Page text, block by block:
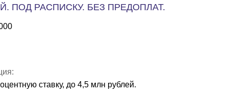
ПОД РАСПИСКУ. БЕЗ ПРЕДОПЛАТ.
ставку, до 4,5 млн рублей.